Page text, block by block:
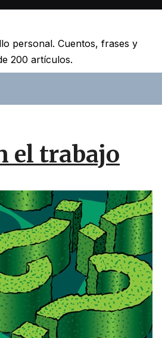
personal. Cuentos, frases y
200 artículos.
el trabajo